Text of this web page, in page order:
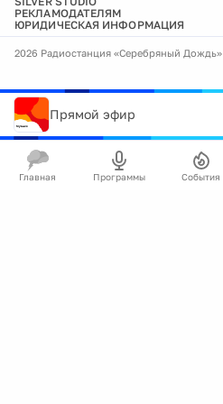
РЕКЛАМОДАТЕЛЯМ
ЮРИДИЧЕСКАЯ ИНФОРМАЦИЯ
2026 Радиостанция «Серебряный Дождь»
Прямой эфир
Главная Программы События